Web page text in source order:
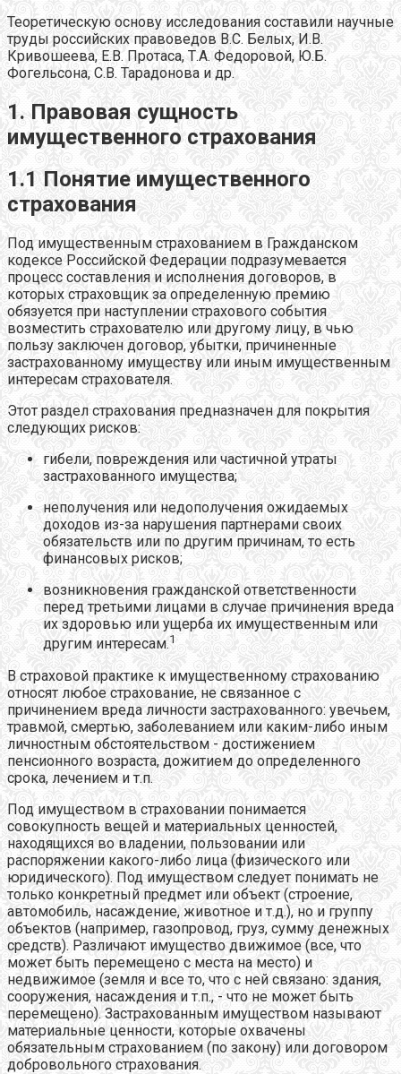
Теоретическую основу исследования составили научные
труды российских правоведов В.С. Белых, И.В.
Кривошеева, Е.В. Протаса, Т.А. Федоровой, Ю.Б.
Фогельсона, С.В. Тарадонова и др.
1. Правовая сущность
имущественного страхования
1.1 Понятие имущественного
страхования
Под имущественным страхованием в Гражданском
кодексе Российской Федерации подразумевается
процесс составления и исполнения договоров, в
которых страховщик за определенную премию
обязуется при наступлении страхового события
возместить страхователю или другому лицу, в чью
пользу заключен договор, убытки, причиненные
застрахованному имуществу или иным имущественным
интересам страхователя.
Этот раздел страхования предназначен для покрытия
следующих рисков:
гибели, повреждения или частичной утраты
застрахованного имущества;
неполучения или недополучения ожидаемых
доходов из-за нарушения партнерами своих
обязательств или по другим причинам, то есть
финансовых рисков;
возникновения гражданской ответственности
перед третьими лицами в случае причинения вреда
их здоровью или ущерба их имущественным или
другим интересам.1
В страховой практике к имущественному страхованию
относят любое страхование, не связанное с
причинением вреда личности застрахованного: увечьем,
травмой, смертью, заболеванием или каким-либо иным
личностным обстоятельством - достижением
пенсионного возраста, дожитием до определенного
срока, лечением и т.п.
Под имуществом в страховании понимается
совокупность вещей и материальных ценностей,
находящихся во владении, пользовании или
распоряжении какого-либо лица (физического или
юридического). Под имуществом следует понимать не
только конкретный предмет или объект (строение,
автомобиль, насаждение, животное и т.д.), но и группу
объектов (например, газопровод, груз, сумму денежных
средств). Различают имущество движимое (все, что
может быть перемещено с места на место) и
недвижимое (земля и все то, что с ней связано: здания,
сооружения, насаждения и т.п., - что не может быть
перемещено). Застрахованным имуществом называют
материальные ценности, которые охвачены
обязательным страхованием (по закону) или договором
добровольного страхования.